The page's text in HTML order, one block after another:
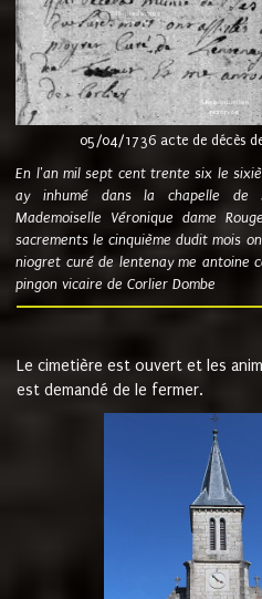
05/04/1736 acte de décès de
En l'an mil sept cent trente six le
ay inhumé dans la chapelle de
Mademoiselle Véronique dame
sacrements le cinquième dudit mois
niogret curé de lentenay me antoine
pingon vicaire de Corlier Dombe
Le cimetière est ouvert et les
est demandé de le fermer.